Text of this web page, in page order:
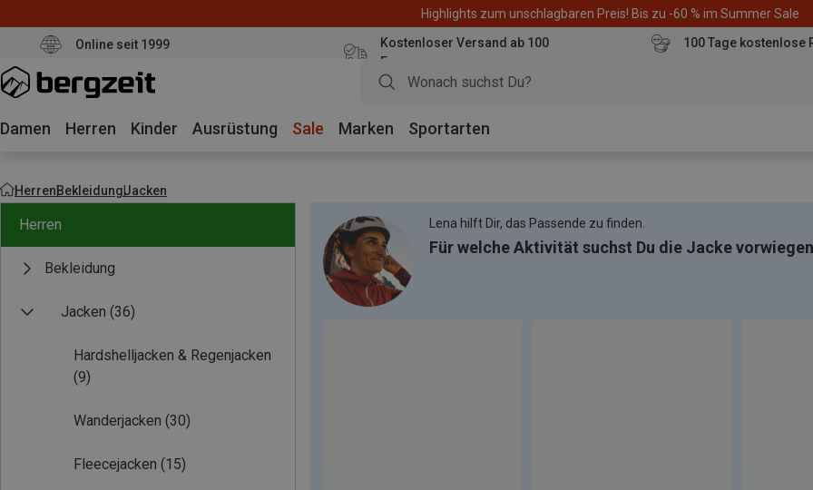
Highlights zum unschlagbaren Preis! Bis zu -60 % im Summer Sale
Online seit 1999
Kostenloser Versand ab 100
Euro
100 Tage kostenlose
Damen Herren Kinder Ausrüstung Sale Marken Sportarten
HerrenBekleidungJacken
Herren
Bekleidung
Jacken (36)
Hardshelljacken & Regenjacken
(9)
Wanderjacken (30)
Fleecejacken (15)
Lena hilft Dir, das Passende zu finden.
Für welche Aktivität suchst Du die Jacke